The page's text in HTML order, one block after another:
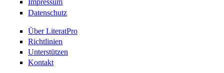
Impressum
Datenschutz
Über LiteratPro
Richtlinien
Unterstützen
Kontakt